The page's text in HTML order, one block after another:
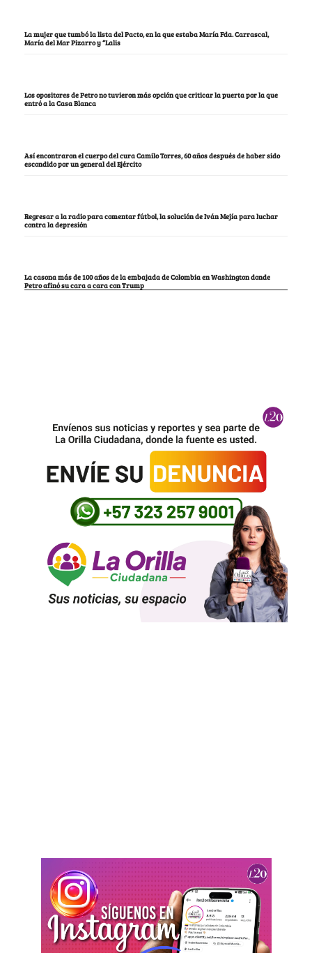
La mujer que tumbó la lista del Pacto, en la que estaba María Fda. Carrascal,
María del Mar Pizarro y “Lalis
Los opositores de Petro no tuvieron más opción que criticar la puerta por la que
entró a la Casa Blanca
Así encontraron el cuerpo del cura Camilo Torres, 60 años después de haber sido
escondido por un general del Ejército
Regresar a la radio para comentar fútbol, la solución de Iván Mejía para luchar
contra la depresión
La casona más de 100 años de la embajada de Colombia en Washington donde
Petro afinó su cara a cara con Trump